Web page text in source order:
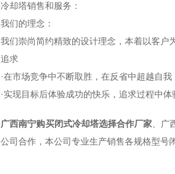
冷却塔销售和服务：
我们的理念：
我们崇尚简约精致的设计理念，本着以客户
追求
·在市场竞争中不断取胜，在反省中超越自
·实现目标后体验成功的快乐，追求过程中体
广西南宁购买闭式冷却塔选择合作厂家 、
公司合作，本公司专业生产销售各规格型号